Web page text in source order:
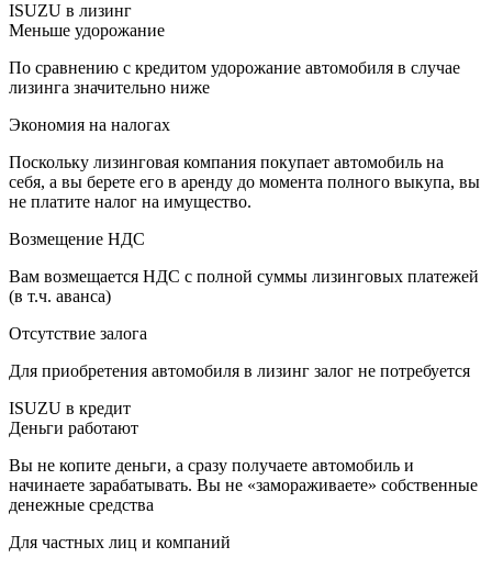
ISUZU в лизинг
Меньше удорожание
По сравнению с кредитом удорожание автомобиля в случае
лизинга значительно ниже
Экономия на налогах
Поскольку лизинговая компания покупает автомобиль на
себя, а вы берете его в аренду до момента полного выкупа, вы
не платите налог на имущество.
Возмещение НДС
Вам возмещается НДС с полной суммы лизинговых платежей
(в т.ч. аванса)
Отсутствие залога
Для приобретения автомобиля в лизинг залог не потребуется
ISUZU в кредит
Деньги работают
Вы не копите деньги, а сразу получаете автомобиль и
начинаете зарабатывать. Вы не «замораживаете» собственные
денежные средства
Для частных лиц и компаний